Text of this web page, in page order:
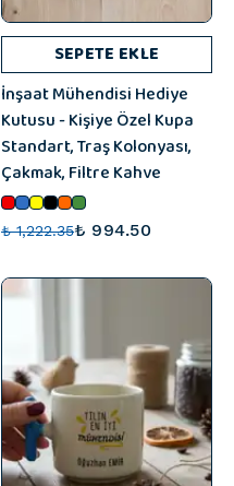
SEPETE EKLE
İnşaat Mühendisi Hediye
Kutusu - Kişiye Özel Kupa
Standart, Traş Kolonyası,
Çakmak, Filtre Kahve
₺ 1,222.35₺ 994.50